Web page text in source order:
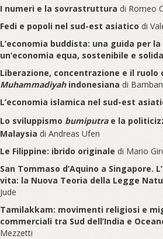
I numeri e la sovrastruttura di Romeo
Fedi e popoli nel sud-est asiatico di
L’economia buddista: una guida per
un’economia equa, sostenibile e
Liberazione, concentrazione e il ruolo
Muhammadiyahindonesiana di
L’economia islamica nel sud-est
Lo sviluppismo bumiputra e la
Malaysia di Andreas Ufen
Le Filippine: ibrido originale di Mario
San Tommaso d’Aquino a Singapore.
vita: la Nuova Teoria della Legge
Jude
Tamilakkam: movimenti religiosi e
commerciali tra Sud dell’India e
Mezzetti